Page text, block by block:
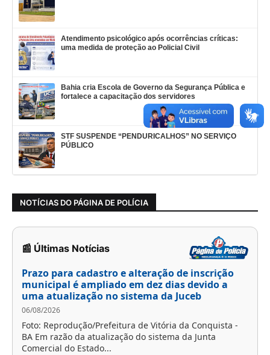
Atendimento psicológico após ocorrências críticas:
uma medida de proteção ao Policial Civil
Bahia cria Escola de Governo da Segurança Pública e
fortalece a capacitação dos servidores
STF SUSPENDE “PENDURICALHOS” NO SERVIÇO
PÚBLICO
NOTÍCIAS DO PÁGINA DE POLÍCIA
📰 Últimas Notícias
Prazo para cadastro e alteração de inscrição
municipal é ampliado em dez dias devido a
uma atualização no sistema da Juceb
06/08/2026
Foto: Reprodução/Prefeitura de Vitória da Conquista -
BA Em razão da atualização do sistema da Junta
Comercial do Estado...